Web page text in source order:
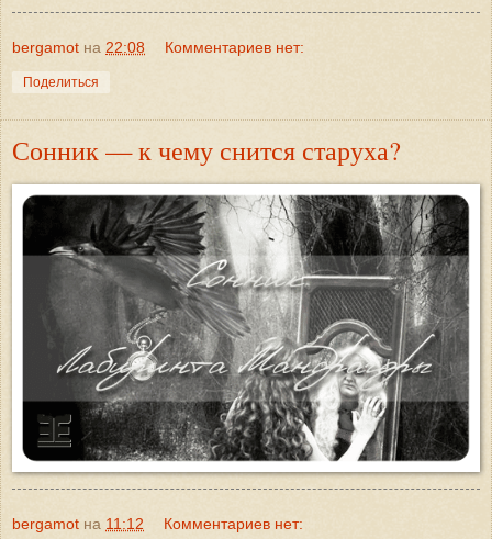
bergamot на 22:08 Комментариев нет:
Поделиться
Сонник — к чему снится старуха?
bergamot на 11:12 Комментариев нет: